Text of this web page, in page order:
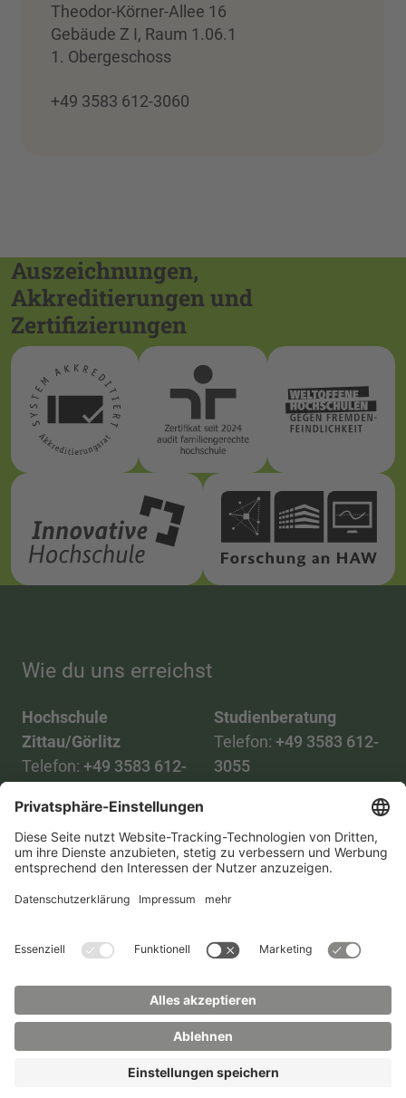
Theodor-Körner-Allee 16
Gebäude Z I, Raum 1.06.1
1. Obergeschoss
+49 3583 612-3060
Auszeichnungen,
Akkreditierungen und
Zertifizierungen
Wie du uns erreichst
Hochschule
Zittau/Görlitz
Telefon: +49 3583 612-
Mail:info(at)hszg.de
Studienberatung
Telefon: +49 3583 612-
3055
Mail:
stud.info(at)hszg.de
TransparenzgesetzKontakt Lageplan